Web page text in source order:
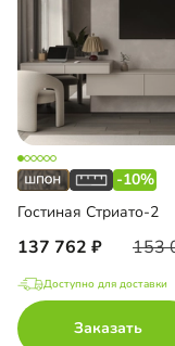
-10%
Гостиная Стриато-2
137 762 153
Доступно для доставки
Заказать